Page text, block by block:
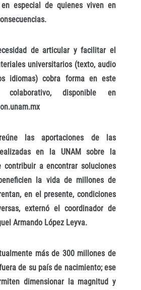
especial de quienes viven en
de articular y facilitar el
universitarios (texto, audio
idiomas) cobra forma en este
colaborativo, disponible en
las aportaciones de las
en la UNAM sobre la
a encontrar soluciones
la vida de millones de
en el presente, condiciones
externó el coordinador de
Armando López Leyva.
más de 300 millones de
de su país de nacimiento; ese
dimensionar la magnitud y